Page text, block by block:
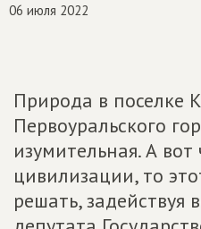
06 июля 2022
Природа в поселке
Первоуральского
изумительная. А вот
цивилизации, то
решать, задействуя